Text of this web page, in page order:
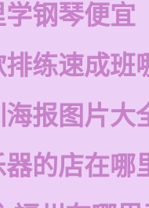
钢琴便宜
练速成班
报图片大
的店在哪